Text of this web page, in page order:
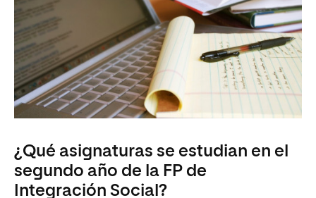
¿Qué asignaturas se estudian en el
segundo año de la FP de
Integración Social?